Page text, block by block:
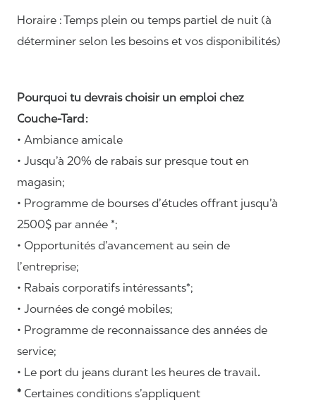
Horaire :Temps plein ou temps partiel de nuit (à
déterminer selon les besoins et vos disponibilités)
Pourquoi tu devrais choisir un emploi chez
Couche-Tard :
• Ambiance amicale
• Jusqu’à 20% de rabais sur presque tout en
magasin;
• Programme de bourses d’études offrant jusqu’à
2500$ par année *;
• Opportunités d’avancement au sein de
l’entreprise;
• Rabais corporatifs intéressants*;
• Journées de congé mobiles;
• Programme de reconnaissance des années de
service;
• Le port du jeans durant les heures de travail.
* Certaines conditions s’appliquent